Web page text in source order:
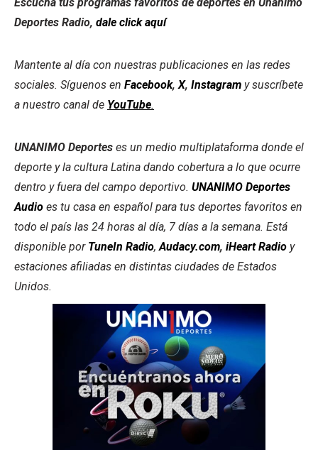
Deportes Radio, dale click aquí
Mantente al día con nuestras publicaciones en las redes
sociales. Síguenos en Facebook,X, Instagram y suscríbete
a nuestro canal de YouTube.
UNANIMO Deportes es un medio multiplataforma donde el
deporte y la cultura Latina dando cobertura a lo que ocurre
dentro y fuera del campo deportivo. UNANIMO Deportes
Audio es tu casa en español para tus deportes favoritos en
todo el país las 24 horas al día, 7 días a la semana. Está
disponible por TuneIn Radio,Audacy.com, iHeart Radio y
estaciones afiliadas en distintas ciudades de Estados
Unidos.